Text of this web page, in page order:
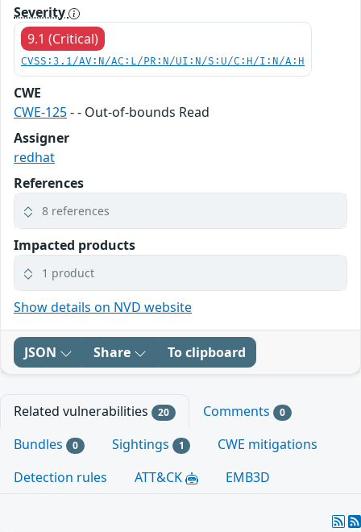
Severity
9.1 (Critical)
CVSS:3.1/AV:N/AC:L/PR:N/UI:N/S:U/C:H/I:N/A:H
CWE
CWE-125- - Out-of-bounds Read
Assigner
redhat
References
8 references
Impacted products
1 product
Show details on NVD website
JSON Share To clipboard
Related vulnerabilities 20 Comments 0
Bundles 0 Sightings 1
CWE mitigations
Detection rules
ATT&CK EMB3D